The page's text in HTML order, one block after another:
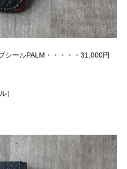
シールPALM・・・・・31,000円
）